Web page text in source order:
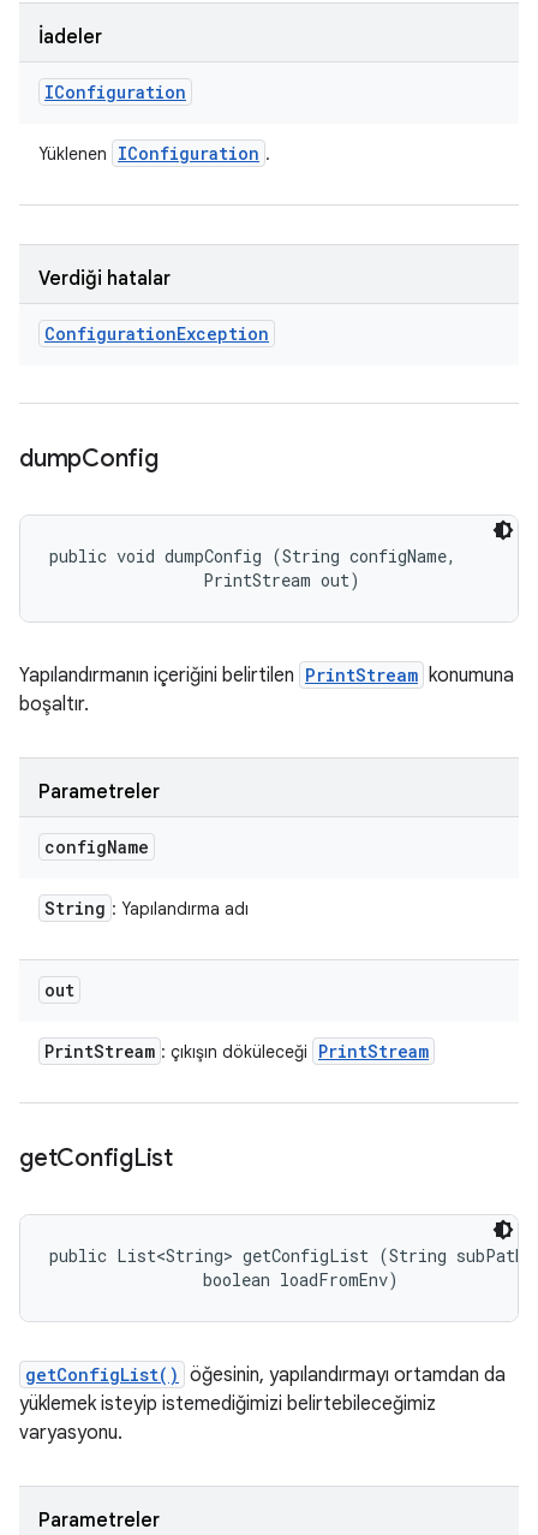
İadeler
IConfiguration
Yüklenen IConfiguration .
Verdiği hatalar
ConfigurationException
dumpConfig
public void dumpConfig (String configName,
                PrintStream out)
Yapılandırmanın içeriğini belirtilen PrintStream konumuna
boşaltır.
Parametreler
configName
String : Yapılandırma adı
out
PrintStream : çıkışın döküleceği PrintStream
getConfigList
public List<String> getConfigList (String
                boolean loadFromEnv)
getConfigList() öğesinin, yapılandırmayı ortamdan da
yüklemek isteyip istemediğimizi belirtebileceğimiz
varyasyonu.
Parametreler